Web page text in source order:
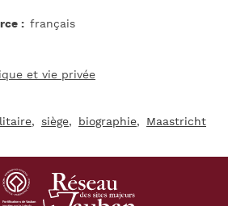
français
et vie privée
siège biographie Maastricht